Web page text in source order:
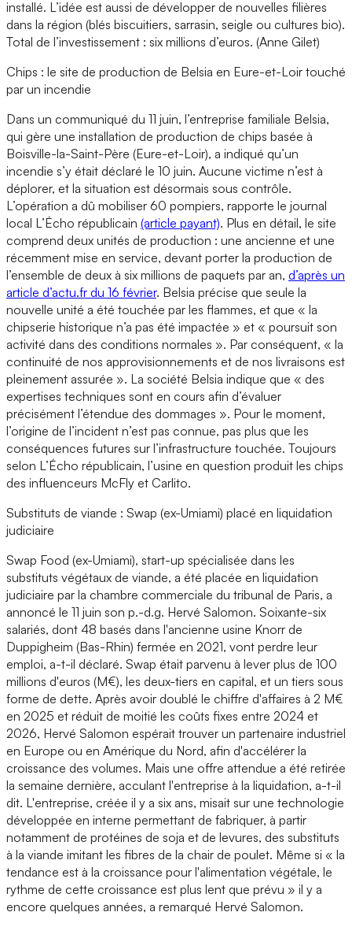
installé. L’idée est aussi de développer de nouvelles filières
dans la région (blés biscuitiers, sarrasin, seigle ou cultures bio).
Total de l’investissement : six millions d’euros. (Anne Gilet)
Chips : le site de production de Belsia en Eure-et-Loir touché
par un incendie
Dans un communiqué du 11 juin, l’entreprise familiale Belsia,
qui gère une installation de production de chips basée à
Boisville-la-Saint-Père (Eure-et-Loir), a indiqué qu’un
incendie s’y était déclaré le 10 juin. Aucune victime n’est à
déplorer, et la situation est désormais sous contrôle.
L’opération a dû mobiliser 60 pompiers, rapporte le journal
local L’Écho républicain (article payant). Plus en détail, le site
comprend deux unités de production : une ancienne et une
récemment mise en service, devant porter la production de
l’ensemble de deux à six millions de paquets par an, d’après un
article d’actu.fr du 16 février. Belsia précise que seule la
nouvelle unité a été touchée par les flammes, et que « la
chipserie historique n’a pas été impactée » et « poursuit son
activité dans des conditions normales ». Par conséquent, « la
continuité de nos approvisionnements et de nos livraisons est
pleinement assurée ». La société Belsia indique que « des
expertises techniques sont en cours afin d’évaluer
précisément l’étendue des dommages ». Pour le moment,
l’origine de l’incident n’est pas connue, pas plus que les
conséquences futures sur l’infrastructure touchée. Toujours
selon L’Écho républicain, l’usine en question produit les chips
des influenceurs McFly et Carlito.
Substituts de viande : Swap (ex-Umiami) placé en liquidation
judiciaire
Swap Food (ex-Umiami), start-up spécialisée dans les
substituts végétaux de viande, a été placée en liquidation
judiciaire par la chambre commerciale du tribunal de Paris, a
annoncé le 11 juin son p.-d.g. Hervé Salomon. Soixante-six
salariés, dont 48 basés dans l'ancienne usine Knorr de
Duppigheim (Bas-Rhin) fermée en 2021, vont perdre leur
emploi, a-t-il déclaré. Swap était parvenu à lever plus de 100
millions d'euros (M€), les deux-tiers en capital, et un tiers sous
forme de dette. Après avoir doublé le chiffre d'affaires à 2 M€
en 2025 et réduit de moitié les coûts fixes entre 2024 et
2026, Hervé Salomon espérait trouver un partenaire industriel
en Europe ou en Amérique du Nord, afin d'accélérer la
croissance des volumes. Mais une offre attendue a été retirée
la semaine dernière, acculant l'entreprise à la liquidation, a-t-il
dit. L'entreprise, créée il y a six ans, misait sur une technologie
développée en interne permettant de fabriquer, à partir
notamment de protéines de soja et de levures, des substituts
à la viande imitant les fibres de la chair de poulet. Même si « la
tendance est à la croissance pour l'alimentation végétale, le
rythme de cette croissance est plus lent que prévu » il y a
encore quelques années, a remarqué Hervé Salomon.